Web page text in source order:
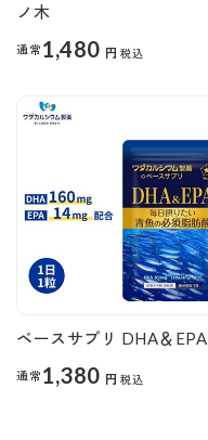
ノ木
通常 1,480 円 税込
ベースサプリ DHA＆EPA
通常 1,380 円 税込